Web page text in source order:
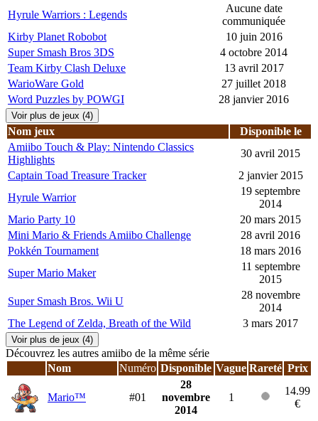
Hyrule Warriors : Legends
Aucune date
communiquée
Kirby Planet Robobot
10 juin 2016
Super Smash Bros 3DS
4 octobre 2014
Team Kirby Clash Deluxe
13 avril 2017
WarioWare Gold
27 juillet 2018
Word Puzzles by POWGI
28 janvier 2016
Voir plus de jeux (4)
Nom jeux
Disponible le
Amiibo Touch & Play: Nintendo Classics
Highlights
30 avril 2015
Captain Toad Treasure Tracker
2 janvier 2015
Hyrule Warrior
19 septembre
2014
Mario Party 10
20 mars 2015
Mini Mario & Friends Amiibo Challenge
28 avril 2016
Pokkén Tournament
18 mars 2016
Super Mario Maker
11 septembre
2015
Super Smash Bros. Wii U
28 novembre
2014
The Legend of Zelda, Breath of the Wild
3 mars 2017
Voir plus de jeux (4)
Découvrez les autres amiibo de la même série
Nom
Numéro Disponible Vague Rareté Prix
Mario™ #01
28
novembre
2014
1
14.99
€